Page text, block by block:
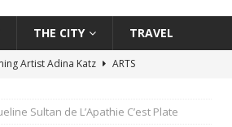
THE CITY TRAVEL
Artist Adina Katz
ARTS
Sultan de L’Apathie C’est Plate